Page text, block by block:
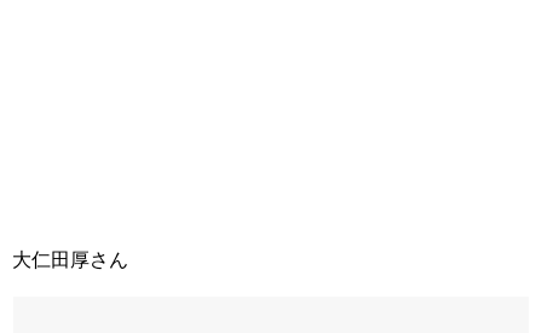
大仁田厚さん